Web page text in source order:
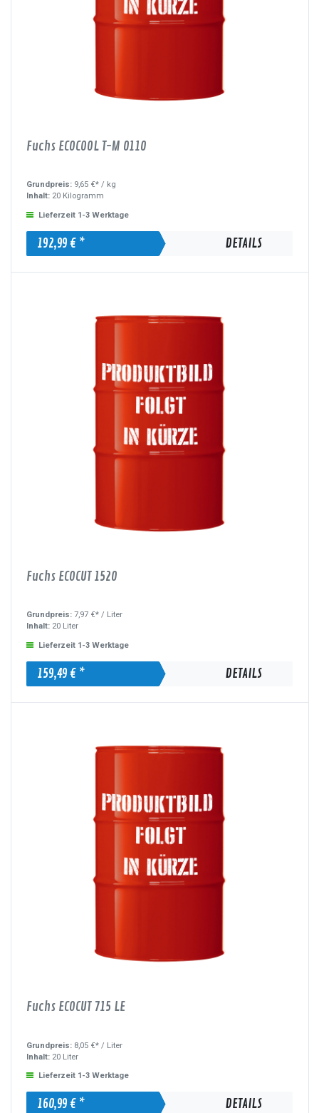
Fuchs ECOCOOL T-M 0110
Grundpreis: 9,65 €* / kg
Inhalt: 20 Kilogramm
Lieferzeit 1-3 Werktage
192,99 € * DETAILS
Fuchs ECOCUT 1520
Grundpreis:7,97 €* / Liter
Inhalt: 20 Liter
Lieferzeit 1-3 Werktage
159,49 € * DETAILS
Fuchs ECOCUT 715 LE
Grundpreis: 8,05 €* / Liter
Inhalt: 20 Liter
Lieferzeit 1-3 Werktage
160,99 € * DETAILS